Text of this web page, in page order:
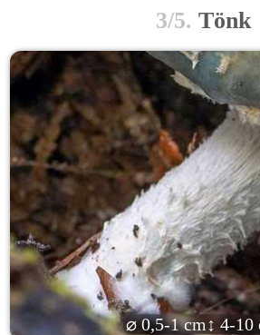
3/5. Tönk
⌀ 0,5-1 cm↕ 4-10